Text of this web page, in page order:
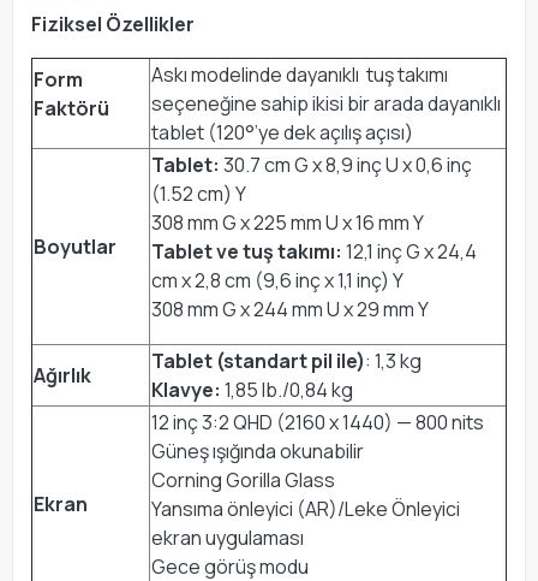
Fiziksel Özellikler
Form
Faktörü
Askı modelinde dayanıklı tuş takımı
seçeneğine sahip ikisi bir arada dayanıklı
tablet (120°’ye dek açılış açısı)
Boyutlar
Tablet: 30.7 cm G x 8,9 inç U x 0,6 inç
(1.52 cm) Y
308 mm G x 225 mm U x 16 mm Y
Tablet ve tuş takımı: 12,1 inç G x 24,4
cm x 2,8 cm (9,6 inç x 1,1 inç) Y
308 mm G x 244 mm U x 29 mm Y
Ağırlık
Tablet (standart pil ile): 1,3 kg
Klavye: 1,85 lb./0,84 kg
Ekran
12 inç 3:2 QHD (2160 x 1440) — 800 nits
Güneş ışığında okunabilir
Corning Gorilla Glass
Yansıma önleyici (AR)/Leke Önleyici
ekran uygulaması
Gece görüş modu